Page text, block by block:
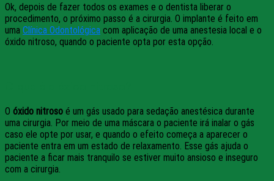
Ok, depois de fazer todos os exames e o dentista liberar o
procedimento, o próximo passo é a cirurgia. O implante é feito em
uma Clínica Odontológica com aplicação de uma anestesia local e o
óxido nitroso, quando o paciente opta por esta opção.
O óxido nitroso é um gás usado para sedação anestésica durante
uma cirurgia. Por meio de uma máscara o paciente irá inalar o gás
caso ele opte por usar, e quando o efeito começa a aparecer o
paciente entra em um estado de relaxamento. Esse gás ajuda o
paciente a ficar mais tranquilo se estiver muito ansioso e inseguro
com a cirurgia.